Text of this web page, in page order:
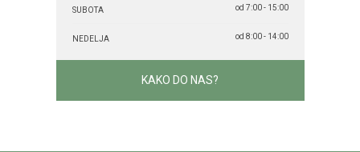
SUBOTA od 7:00 - 15:00
NEDELJA od 8:00 - 14:00
KAKO DO NAS?